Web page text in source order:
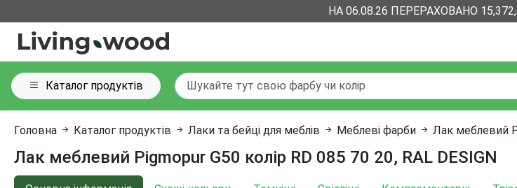
НА 06.08.26 ПЕРЕРАХОВАНО
Каталог продуктів
Головна Каталог продуктів Лаки та бейці для меблів Меблеві фарби Лак меблевий
Лак меблевий Pigmopur G50 колір RD 085 70 20, RAL DESIGN